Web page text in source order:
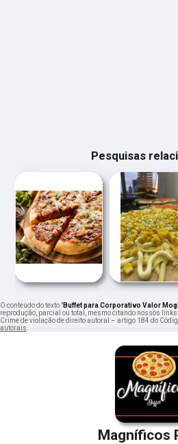
Pesquisas
‹
O conteúdo do texto "Buffet para Corporativo Valor
reprodução, parcial ou total, mesmo citando nossos
Crime de violação de direito autoral – artigo 184 do
autorais
Magníficos